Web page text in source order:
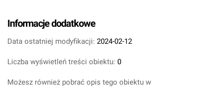
Informacje dodatkowe
Data ostatniej modyfikacji: 2024-02-12
Liczba wyświetleń treści obiektu: 0
Możesz również pobrać opis tego obiektu w